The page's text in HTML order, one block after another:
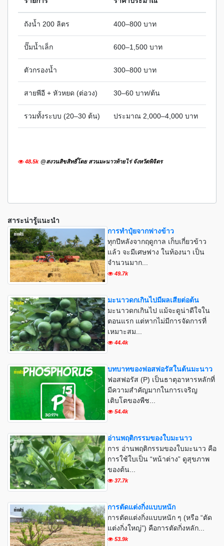
ถังน้ำ 200 ลิตร 400–800 บาท
ปั๊มน้ำเล็ก 600–1,500 บาท
ตัวกรองน้ำ 300–800 บาท
สายพีอี + หัวหยด (ต่อวง) 30–60 บาท/ต้น
รวมทั้งระบบ (20–30 ต้น) ประมาณ 2,000–4,000 บาท
48.5k @สงวนสิขสิทธิ์โดย สวนมะนาวท้ายไร่ จังหวัดพิจิตร
สาระน่ารู้แนะนำ
การทำปุ๋ยจากฟางข้าว
ทุกปีหลังจากฤดูกาล เก็บเกี่ยวข้าว
แล้ว จะมีเศษฟาง ในท้องนา เป็น
จำนวนมาก...
49.7k
มะนาวดกเกินไปมีผลเสียต่อต้น
มะนาวดกเกินไป แม้จะดูน่าดีใจใน
ตอนแรก แต่หากไม่มีการจัดการที่
เหมาะสม...
44.4k
บทบาทของฟอสฟอรัสในต้นมะนาว
ฟอสฟอรัส (P) เป็นธาตุอาหารหลักที่
มีความสำคัญมากในการเจริญ
เติบโตของพืช...
54.4k
อ่านพฤติกรรมของใบมะนาว
การ อ่านพฤติกรรมของใบมะนาว คือ
การใช้ใบเป็น “หน้าต่าง” ดูสุขภาพ
ของต้น...
37.7k
การตัดแต่งกิ่งแบบหนัก
การตัดแต่งกิ่งแบบหนัก ๆ (หรือ “ตัด
แต่งกิ่งใหญ่”) คือการตัดกิ่งหลัก...
53.9k